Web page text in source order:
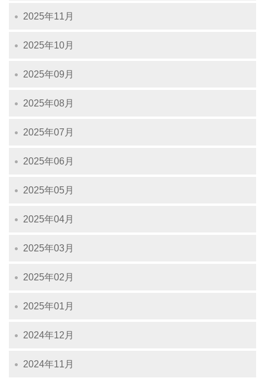
2025年11月
2025年10月
2025年09月
2025年08月
2025年07月
2025年06月
2025年05月
2025年04月
2025年03月
2025年02月
2025年01月
2024年12月
2024年11月